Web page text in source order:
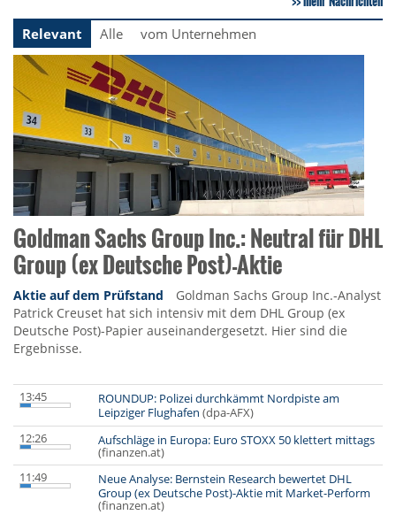
Relevant
Alle vom Unternehmen
Goldman Sachs Group Inc.: Neutral für DHL
Group (ex Deutsche Post)-Aktie
Aktie auf dem Prüfstand
Goldman Sachs Group Inc.-Analyst
Patrick Creuset hat sich intensiv mit dem DHL Group (ex
Deutsche Post)-Papier auseinandergesetzt. Hier sind die
Ergebnisse.
13:45
ROUNDUP: Polizei durchkämmt Nordpiste am
Leipziger Flughafen (dpa-AFX)
12:26
Aufschläge in Europa: Euro STOXX 50 klettert mittags
(finanzen.at)
11:49
Neue Analyse: Bernstein Research bewertet DHL
Group (ex Deutsche Post)-Aktie mit Market-Perform
(finanzen.at)